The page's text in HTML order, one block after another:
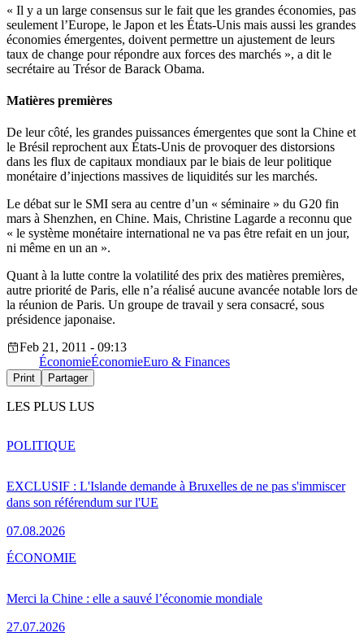
« Il y a un large consensus sur le fait que les grandes économies, pas
seulement l’Europe, le Japon et les États-Unis mais aussi les grandes
économies émergentes, doivent permettre un ajustement de leurs
taux de change pour répondre aux forces des marchés », a dit le
secrétaire au Trésor de Barack Obama.
Matières premières
De leur côté, les grandes puissances émergentes que sont la Chine et
le Brésil reprochent aux États-Unis de provoquer des distorsions
dans les flux de capitaux mondiaux par le biais de leur politique
monétaire d’injections massives de liquidités sur les marchés.
Le débat sur le SMI sera au centre d’un « séminaire » du G20 fin
mars à Shenzhen, en Chine. Mais, Christine Lagarde a reconnu que
« le système monétaire international ne va pas être refait en un jour,
ni même en un an ».
Quant à la lutte contre la volatilité des prix des matières premières,
autre priorité de Paris, elle n’a réalisé aucune avancée notable lors de
la réunion de Paris. Un groupe de travail y sera consacré, sous
présidence japonaise.
Feb 21, 2011 - 09:13
ÉconomieÉconomieEuro & Finances
Print Partager
LES PLUS LUS
EXCLUSIF : L'Islande demande à Bruxelles de ne pas s'immiscer
dans son référendum sur l'UE
07.08.2026
POLITIQUE
Merci la Chine : elle a sauvé l’économie mondiale
27.07.2026
ÉCONOMIE